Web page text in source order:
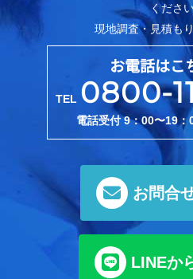
ください
現地調査・見積も
お電話はこ
TEL 0800-
電話受付 9：00〜19：
お問合
LINEか